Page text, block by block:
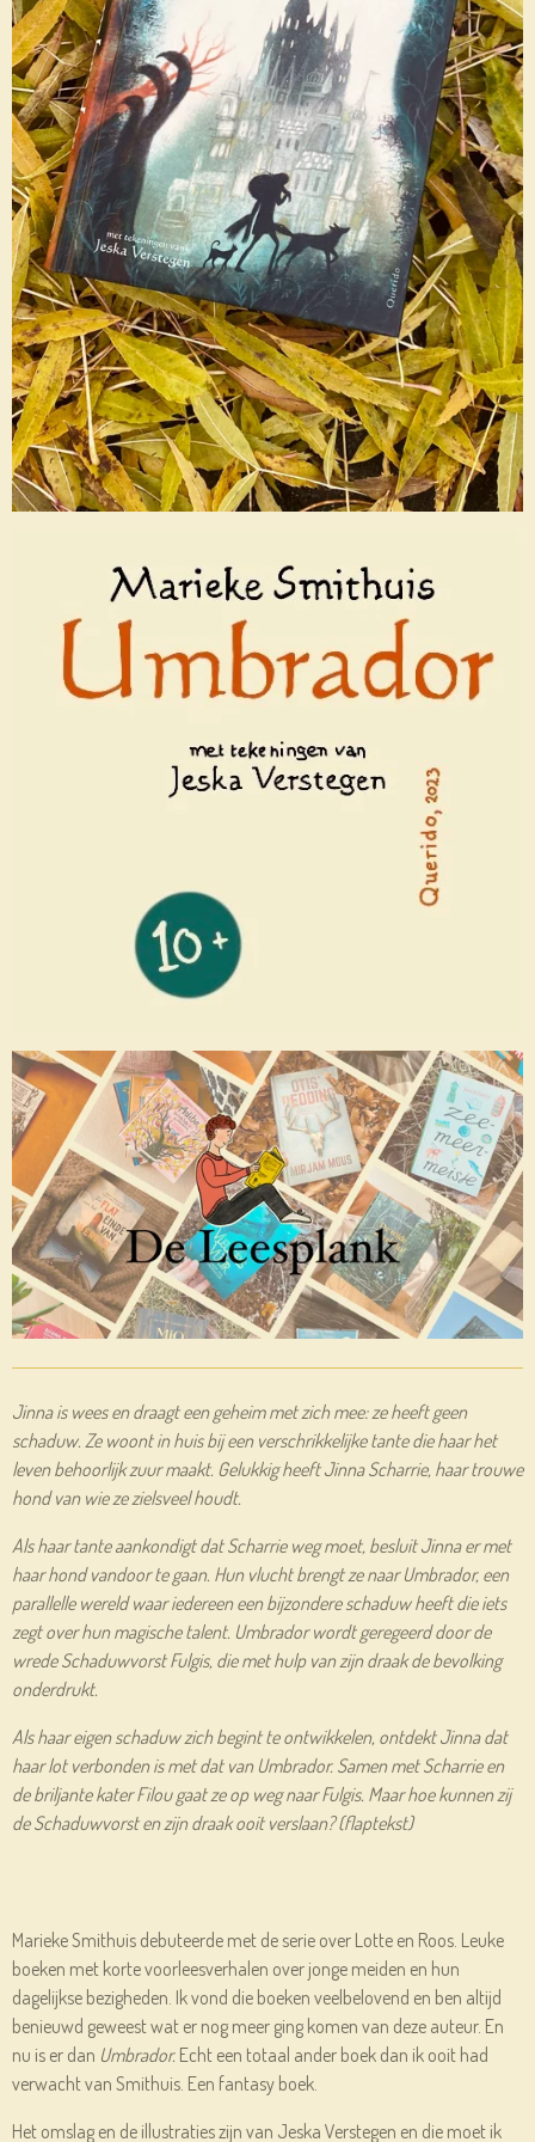
Jinna is wees en draagt een geheim met zich mee: ze heeft geen
schaduw. Ze woont in huis bij een verschrikkelijke tante die haar het
leven behoorlijk zuur maakt. Gelukkig heeft Jinna Scharrie, haar trouwe
hond van wie ze zielsveel houdt.
Als haar tante aankondigt dat Scharrie weg moet, besluit Jinna er met
haar hond vandoor te gaan. Hun vlucht brengt ze naar Umbrador, een
parallelle wereld waar iedereen een bijzondere schaduw heeft die iets
zegt over hun magische talent. Umbrador wordt geregeerd door de
wrede Schaduwvorst Fulgis, die met hulp van zijn draak de bevolking
onderdrukt.
Als haar eigen schaduw zich begint te ontwikkelen, ontdekt Jinna dat
haar lot verbonden is met dat van Umbrador. Samen met Scharrie en
de briljante kater Filou gaat ze op weg naar Fulgis. Maar hoe kunnen zij
de Schaduwvorst en zijn draak ooit verslaan? (flaptekst)
Marieke Smithuis debuteerde met de serie over Lotte en Roos. Leuke
boeken met korte voorleesverhalen over jonge meiden en hun
dagelijkse bezigheden. Ik vond die boeken veelbelovend en ben altijd
benieuwd geweest wat er nog meer ging komen van deze auteur. En
nu is er dan Umbrador. Echt een totaal ander boek dan ik ooit had
verwacht van Smithuis. Een fantasy boek.
Het omslag en de illustraties zijn van Jeska Verstegen en die moet ik